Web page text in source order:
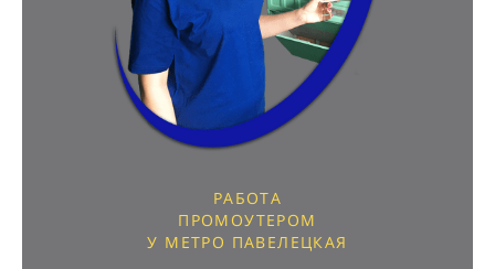
РАБОТА